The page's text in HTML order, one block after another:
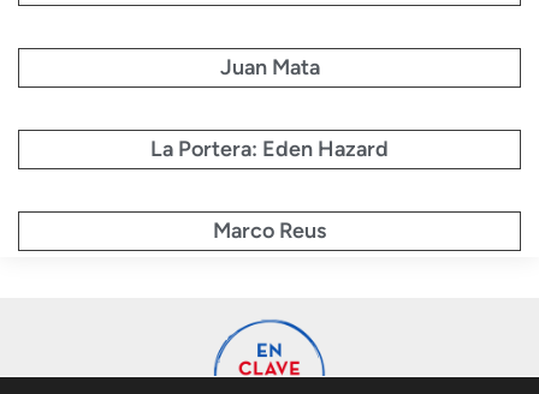
Juan Mata
La Portera: Eden Hazard
Marco Reus